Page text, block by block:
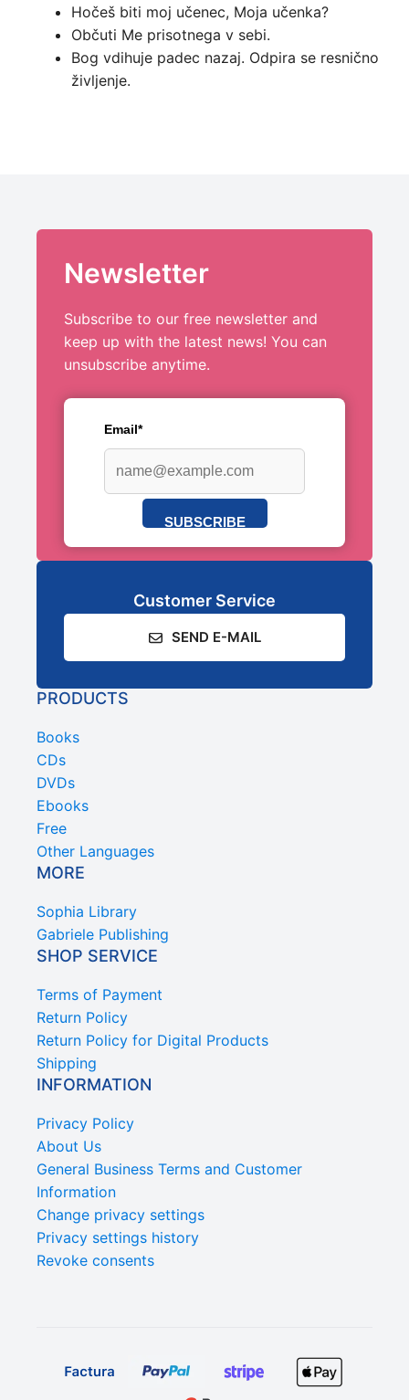
Hočeš biti moj učenec, Moja učenka?
Občuti Me prisotnega v sebi.
Bog vdihuje padec nazaj. Odpira se resnično
življenje.
Newsletter
Subscribe to our free newsletter and
keep up with the latest news! You can
unsubscribe anytime.
Email*
SUBSCRIBE
Customer Service
SEND E-MAIL
PRODUCTS
Books
CDs
DVDs
Ebooks
Free
Other Languages
MORE
Sophia Library
Gabriele Publishing
SHOP SERVICE
Terms of Payment
Return Policy
Return Policy for Digital Products
Shipping
INFORMATION
Privacy Policy
About Us
General Business Terms and Customer
Information
Change privacy settings
Privacy settings history
Revoke consents